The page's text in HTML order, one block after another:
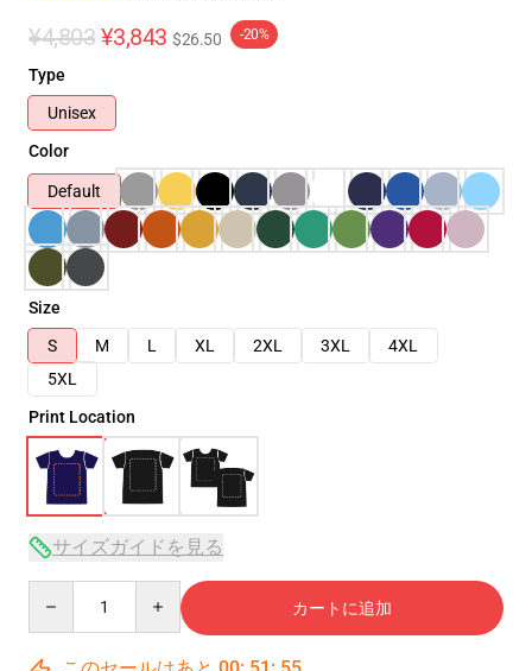
¥4,803 ¥3,843 $26.50 -20%
Type
Unisex
Color
Default
Size
S
M L XL 2XL 3XL
4XL
5XL
Print Location
サイズガイドを見る
カートに追加